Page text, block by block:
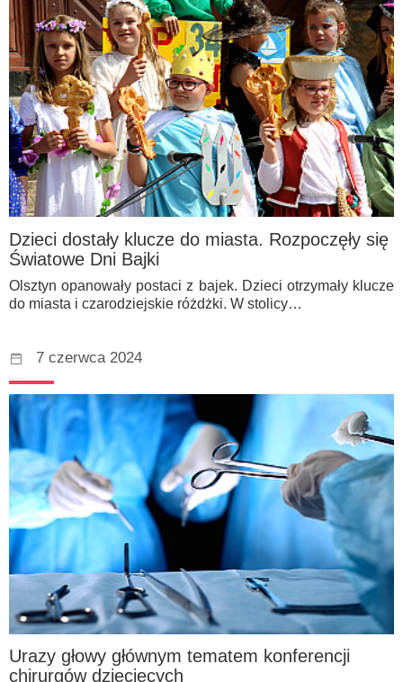
Dzieci dostały klucze do miasta. Rozpoczęły się
Światowe Dni Bajki
Olsztyn opanowały postaci z bajek. Dzieci otrzymały klucze
do miasta i czarodziejskie różdżki. W stolicy…
7 czerwca 2024
Urazy głowy głównym tematem konferencji
chirurgów dziecięcych